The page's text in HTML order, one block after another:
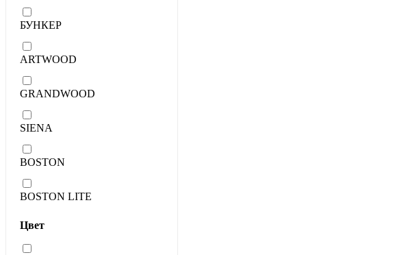
БУНКЕР
ARTWOOD
GRANDWOOD
SIENA
BOSTON
BOSTON LITE
Цвет